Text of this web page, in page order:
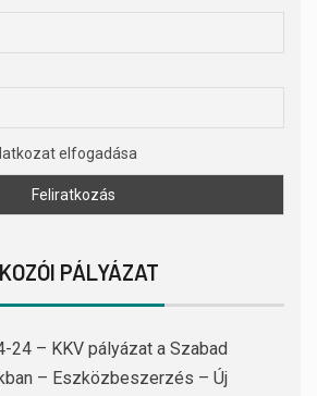
elfogadása
PÁLYÁZAT
24 – KKV pályázat a Szabad
– Eszközbeszerzés – Új